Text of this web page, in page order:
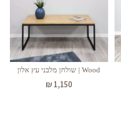
Wood | שולחן מלבני עץ אלון
₪1,150